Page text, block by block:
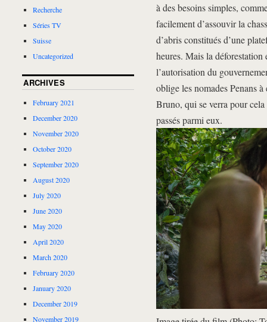
à des besoins simples,
facilement d’assouvir la
d’abris constitués d’une
heures. Mais la déforestation
l’autorisation du
oblige les nomades Penans
Bruno, qui se verra pour
passés parmi eux.
Recherche
Séries TV
Suisse
Uncategorized
ARCHIVES
February 2021
December 2020
November 2020
October 2020
September 2020
August 2020
July 2020
June 2020
May 2020
April 2020
March 2020
February 2020
January 2020
December 2019
November 2019